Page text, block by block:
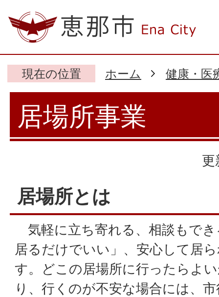
現在の位置 ホーム 健康・医
居場所事業
更
居場所とは
気軽に立ち寄れる、相談もで
居るだけでいい」、安心して居
す。どこの居場所に行ったらよ
り、行くのが不安な場合には、